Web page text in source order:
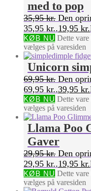
med to pop
35,95kr. Den
35,95 kr..19,95 kr.
KØB NU Dette
vælges på varesiden
Unicorn
69,95kr. Den
69,95 kr..39,95 kr.
KØB NU Dette
vælges på varesiden
Llama Poo
Gaver
29,95kr. Den
29,95 kr..19,95 kr.
KØB NU Dette
vælges på varesiden